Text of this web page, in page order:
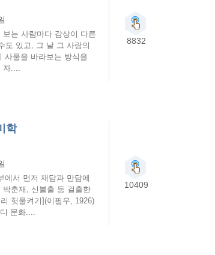
는 사람마다 감상이 다른
도 있고, 그 날 그 사람의
사물을 바라보는 방식을
자....
8832
학
에서 먼저 재담과 만담에
춘재, 신불출 등 걸출한
헛물켜기](이필우, 1926)
문화....
10409